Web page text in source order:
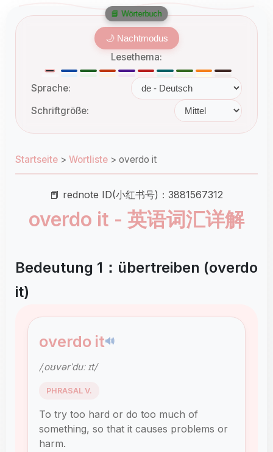
🌙 Nachtmodus
Lesethema:
Sprache:
Schriftgröße:
Startseite > Wortliste > overdo it
📕 rednote ID(小红书号)：3881567312
overdo it - 英语词汇详解
Bedeutung 1：übertreiben (overdo
it)
overdo it🔊
/ˌoʊvərˈduː ɪt/
PHRASAL V.
To try too hard or do too much of
something, so that it causes problems or
harm.
📘 Wörterbuch